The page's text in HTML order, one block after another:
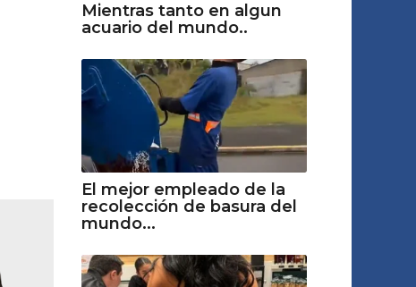
Mientras tanto en algun
acuario del mundo..
El mejor empleado de la
recolección de basura del
mundo...